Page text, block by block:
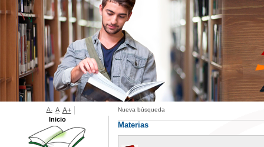
Nueva búsqueda
Materias
A- A A+
Inicio